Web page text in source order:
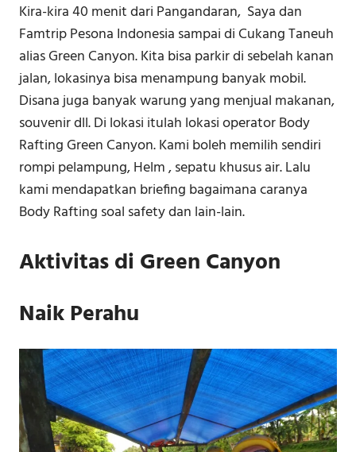
Kira-kira 40 menit dari Pangandaran, Saya dan
Famtrip Pesona Indonesia sampai di Cukang Taneuh
alias Green Canyon. Kita bisa parkir di sebelah kanan
jalan, lokasinya bisa menampung banyak mobil.
Disana juga banyak warung yang menjual makanan,
souvenir dll. Di lokasi itulah lokasi operator Body
Rafting Green Canyon. Kami boleh memilih sendiri
rompi pelampung, Helm , sepatu khusus air. Lalu
kami mendapatkan briefing bagaimana caranya
Body Rafting soal safety dan lain-lain.
Aktivitas di Green Canyon
Naik Perahu